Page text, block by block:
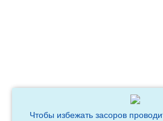
Чтобы избежать засоров